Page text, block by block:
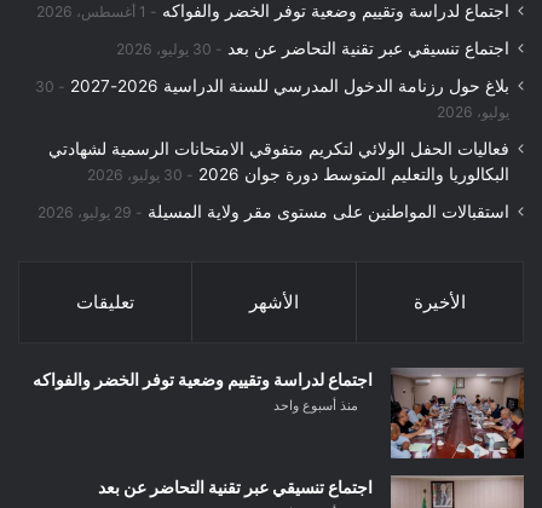
اجتماع لدراسة وتقييم وضعية توفر الخضر والفواكه 1 أغسطس، 2026
اجتماع تنسيقي عبر تقنية التحاضر عن بعد 30 يوليو، 2026
بلاغ حول رزنامة الدخول المدرسي للسنة الدراسية 2026-2027
30
يوليو، 2026
فعاليات الحفل الولائي لتكريم متفوقي الامتحانات الرسمية لشهادتي
البكالوريا والتعليم المتوسط دورة جوان 2026
30 يوليو، 2026
استقبالات المواطنين على مستوى مقر ولاية المسيلة 29 يوليو، 2026
الأخيرة الأشهر تعليقات
اجتماع لدراسة وتقييم وضعية توفر الخضر والفواكه
منذ أسبوع واحد
اجتماع تنسيقي عبر تقنية التحاضر عن بعد